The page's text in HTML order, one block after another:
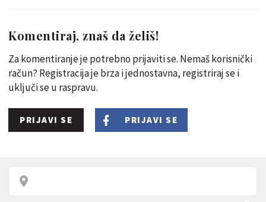
Komentiraj, znaš da želiš!
Za komentiranje je potrebno prijaviti se. Nemaš korisnički
račun? Registracija je brza i jednostavna, registriraj se i
uključi se u raspravu.
PRIJAVI SE PRIJAVI SE